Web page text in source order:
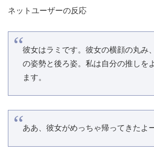
ネットユーザーの反応
彼女はラミです。彼女の横顔の丸み
の姿勢と後ろ姿。私は自分の推しを
ます。
ああ、彼女がめっちゃ帰ってきたよ